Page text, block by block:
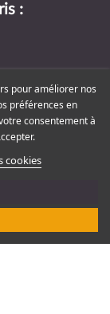
:
pour améliorer nos
préférences en
consentement à
cookies